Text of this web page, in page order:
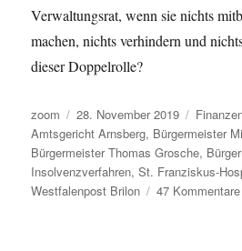
Verwaltungsrat, wenn sie nichts
machen, nichts verhindern und
dieser Doppelrolle?
Autor
zoom
Veröffentlicht
am
28. November 2019
Amtsgericht Arnsberg, Bürgermeister
Bürgermeister Thomas Grosche,
Insolvenzverfahren,St. Franziskus-
Westfalenpost Brilon
47 Kommentare